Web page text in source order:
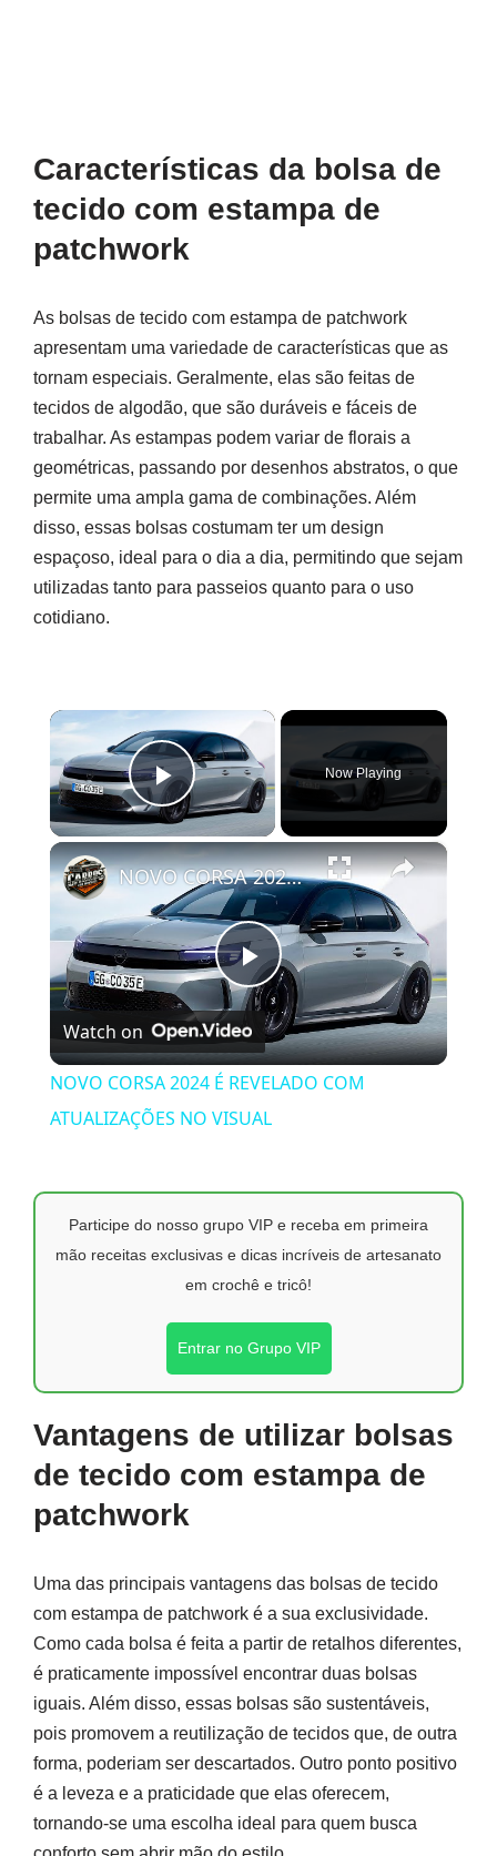
Características da bolsa de
tecido com estampa de
patchwork
As bolsas de tecido com estampa de patchwork
apresentam uma variedade de características que as
tornam especiais. Geralmente, elas são feitas de
tecidos de algodão, que são duráveis e fáceis de
trabalhar. As estampas podem variar de florais a
geométricas, passando por desenhos abstratos, o que
permite uma ampla gama de combinações. Além
disso, essas bolsas costumam ter um design
espaçoso, ideal para o dia a dia, permitindo que sejam
utilizadas tanto para passeios quanto para o uso
cotidiano.
×
Play Video
Now Playing
×
Play
Video
NOVO CORSA 2024 É REVELADO COM ATUALIZAÇÕES NO VISUAL
Watch on
NOVO CORSA 2024 É REVELADO COM
ATUALIZAÇÕES NO VISUAL
Participe do nosso grupo VIP e receba em primeira
mão receitas exclusivas e dicas incríveis de artesanato
em crochê e tricô!
Entrar no Grupo VIP
Vantagens de utilizar bolsas
de tecido com estampa de
patchwork
Uma das principais vantagens das bolsas de tecido
com estampa de patchwork é a sua exclusividade.
Como cada bolsa é feita a partir de retalhos diferentes,
é praticamente impossível encontrar duas bolsas
iguais. Além disso, essas bolsas são sustentáveis,
pois promovem a reutilização de tecidos que, de outra
forma, poderiam ser descartados. Outro ponto positivo
é a leveza e a praticidade que elas oferecem,
tornando-se uma escolha ideal para quem busca